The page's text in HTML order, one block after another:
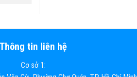
Thông tin liên hệ
Cơ sở 1: